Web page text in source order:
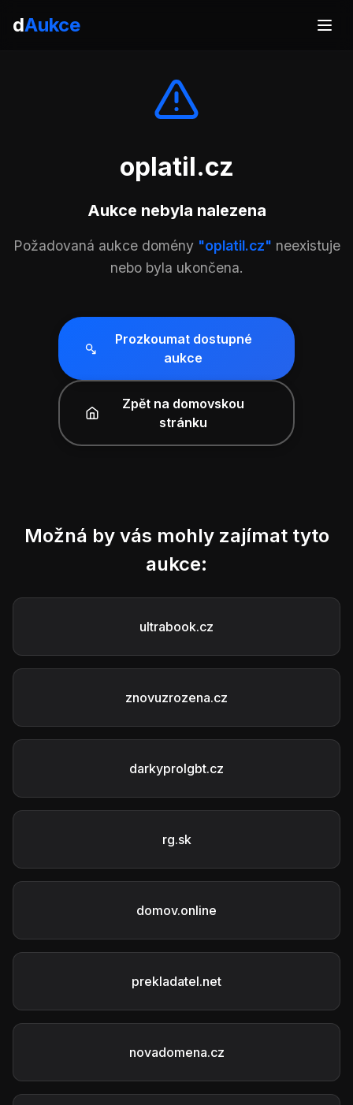
dAukce
oplatil.cz
Aukce nebyla nalezena
Požadovaná aukce domény "oplatil.cz" neexistuje
nebo byla ukončena.
Prozkoumat dostupné
aukce
Zpět na domovskou
stránku
Možná by vás mohly zajímat tyto
aukce:
ultrabook.cz
znovuzrozena.cz
darkyprolgbt.cz
rg.sk
domov.online
prekladatel.net
novadomena.cz